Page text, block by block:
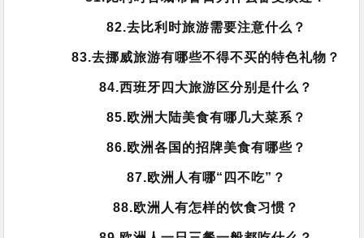
82.去比利时旅游需要注意什么？
83.去挪威旅游有哪些不得不买的特色礼物？
84.西班牙四大旅游区分别是什么？
85.欧洲大陆美食有哪几大菜系？
86.欧洲各国的招牌美食有哪些？
87.欧洲人有哪“四不吃”？
88.欧洲人有怎样的饮食习惯？